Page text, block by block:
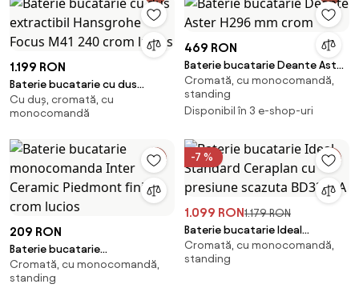
1.199 RON
Baterie bucatarie cu dus
extractibil Hansgrohe Focus
M41 240 crom lucios
Cu duș, cromată, cu
monocomandă
469 RON
Baterie bucatarie Deante Aster
H296 mm crom
Cromată, cu monocomandă,
standing
Disponibil în 3 e-shop-uri
209 RON
Baterie bucatarie
monocomanda Inter Ceramic
Piedmont finisaj crom lucios
Cromată, cu monocomandă,
standing
-7 %
1.099 RON1.179 RON
Baterie bucatarie Ideal
Standard Ceraplan cu presiune
scazuta BD335AA
Cromată, cu monocomandă,
standing